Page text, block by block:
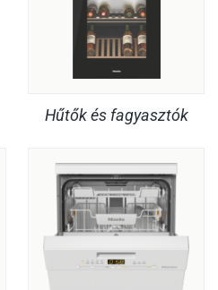
Hűtők és fagyasztók